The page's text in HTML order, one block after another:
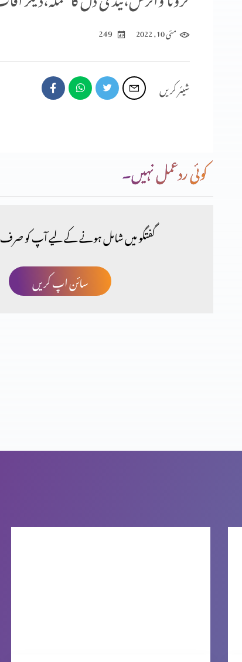
مئی 10, 2022 249
شیئر کریں
کوئی ردعمل نہیں۔
گفتگو میں شامل ہونے کے لیے آپ کو
سائن اپ کریں